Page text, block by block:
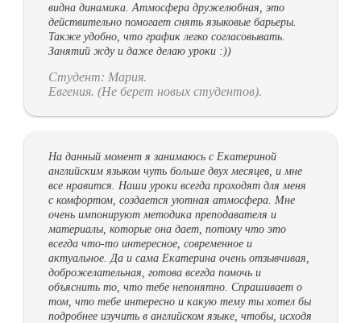
видна динамика. Атмосфера дружелюбная, это
действительно помогает снять языковые барьеры.
Также удобно, что график легко согласовывать.
Занятий жду и даже делаю уроки :))
Студент: Мария.
Евгения. (Не берет новых студентов).
На данный момент я занимаюсь с Екатериной
английским языком чуть больше двух месяцев, и мне
все нравится. Наши уроки всегда проходят для меня
с комфортом, создается уютная атмосфера. Мне
очень импонируют методика преподавателя и
материалы, которые она дает, потому что это
всегда что-то интересное, современное и
актуальное. Да и сама Екатерина очень отзывчивая,
доброжелательная, готова всегда помочь и
объяснить то, что тебе непонятно. Спрашивает о
том, что тебе интересно и какую тему ты хотел бы
подробнее изучить в английском языке, чтобы, исходя